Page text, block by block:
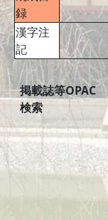
録
漢字注
記
掲載誌等OPAC
検索